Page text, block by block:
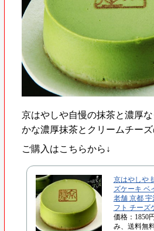
京はやしや自慢の抹茶と濃厚
かな濃厚抹茶とクリームチー
ご購入はこちらから↓
京はやしや
ズケーキ ベ
老舗 京都 宇
フト チーズ
価格：1850
み、送料無